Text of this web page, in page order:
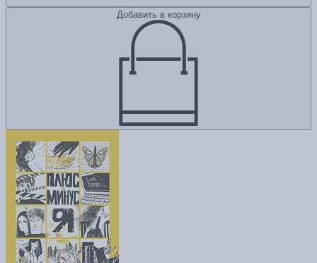
Добавить в корзину